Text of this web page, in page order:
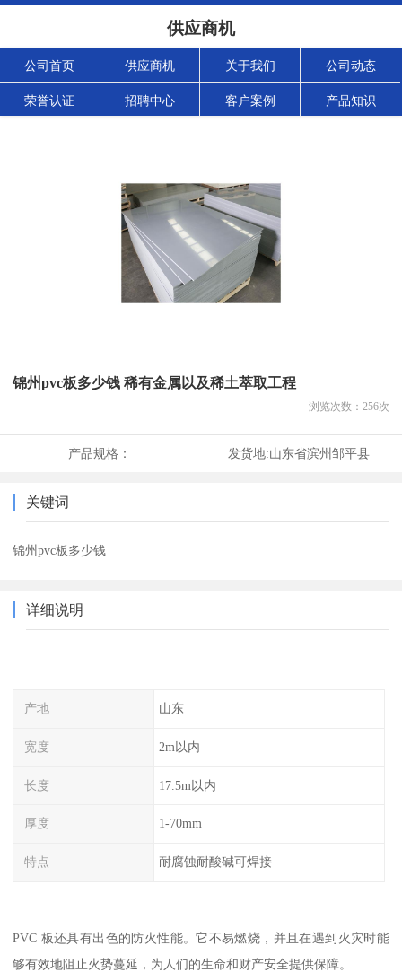
供应商机
公司首页 供应商机 关于我们 公司动态
荣誉认证 招聘中心 客户案例 产品知识
锦州pvc板多少钱 稀有金属以及稀土萃取工程
浏览次数： 256次
产品规格： 发货地:山东省滨州邹平县
关键词
锦州pvc板多少钱
详细说明
产地 山东
宽度 2m以内
长度 17.5m以内
厚度 1-70mm
特点 耐腐蚀耐酸碱可焊接
PVC 板还具有出色的防火性能。它不易燃烧，并且在遇到火灾时能
够有效地阻止火势蔓延，为人们的生命和财产安全提供保障。